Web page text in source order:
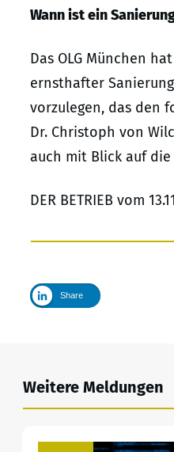
Wann ist ein
Das OLG München
ernsthafter
vorzulegen, das den
Dr. Christoph von
auch mit Blick auf
DER BETRIEB vom
Share
Weitere Meldungen